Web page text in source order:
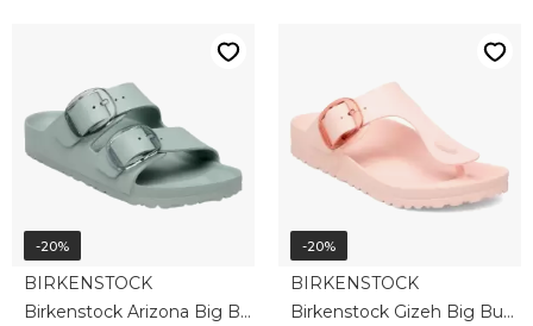
-20%
BIRKENSTOCK
Birkenstock Arizona Big Buckle EVA Women 1031301
-20%
BIRKENSTOCK
Birkenstock Gizeh Big Buckle EVA Women 1031321